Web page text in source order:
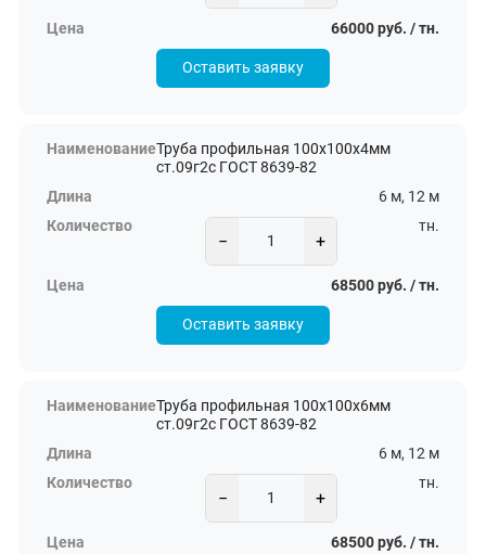
66000 руб. / тн.
Оставить заявку
Труба профильная 100х100х4мм
ст.09г2с ГОСТ 8639-82
6 м, 12 м
− +
тн.
68500 руб. / тн.
Оставить заявку
Труба профильная 100х100х6мм
ст.09г2с ГОСТ 8639-82
6 м, 12 м
− +
тн.
68500 руб. / тн.